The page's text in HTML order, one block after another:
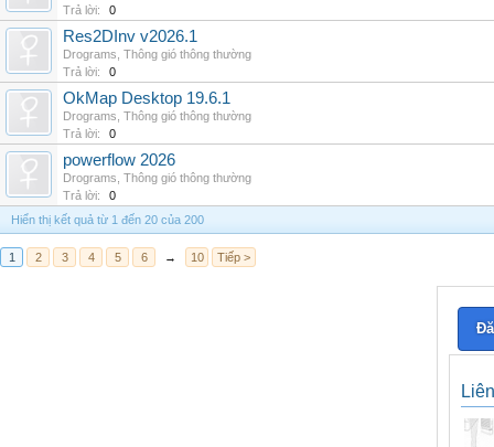
Trả lời:
0
Res2DInv v2026.1
Drograms Thông gió thông thường
Trả lời:
0
OkMap Desktop 19.6.1
Drograms Thông gió thông thường
Trả lời:
0
powerflow 2026
Drograms Thông gió thông thường
Trả lời:
0
Hiển thị kết quả từ 1 đến 20 của 200
1 2 3 4 5 6 → 10 Tiếp >